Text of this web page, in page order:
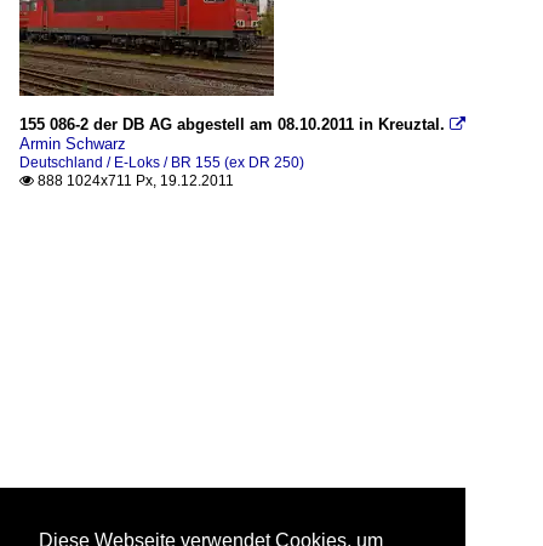
155 086-2 der DB AG abgestell am 08.10.2011 in Kreuztal. 
Armin Schwarz
Deutschland / E-Loks / BR 155 (ex DR 250)
 888 1024x711 Px, 19.12.2011
Diese Webseite verwendet Cookies, um